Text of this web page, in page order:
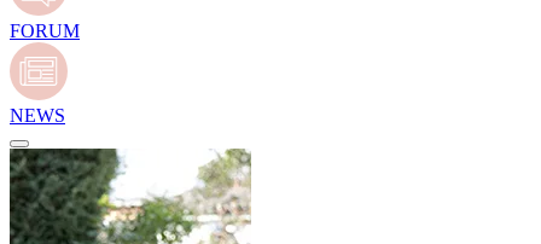
FORUM
NEWS